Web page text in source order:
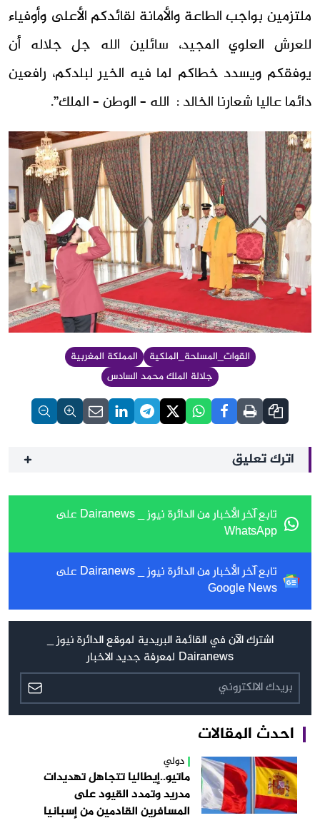
ملتزمين بواجب الطاعة والأمانة لقائدكم الأعلى وأوفياء
للعرش العلوي المجيد، سائلين الله جل جلاله أن
يوفقكم ويسدد خطاكم لما فيه الخير لبلدكم، رافعين
دائما عاليا شعارنا الخالد : الله – الوطن – الملك”.
القوات_المسلحة_الملكية
المملكة المغربية
جلالة الملك محمد السادس
اترك تعليق
تابع آخر الأخبار من الدائرة نيوز _ Dairanews على
WhatsApp
تابع آخر الأخبار من الدائرة نيوز _ Dairanews على
Google News
اشترك الآن في القائمة البريدية لموقع الدائرة نيوز _
Dairanews لمعرفة جديد الاخبار
احدث المقالات
دولي
ماتيو..إيطاليا تتجاهل تهديدات
مدريد وتمدد القيود على
المسافرين القادمين من إسبانيا